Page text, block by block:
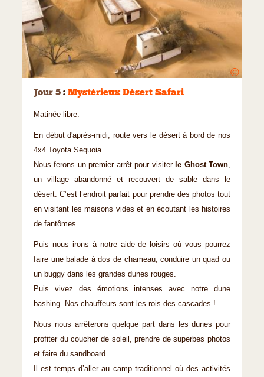
©
Jour 5 : Mystérieux Désert Safari
Matinée libre.
En début d'après-midi, route vers le désert à bord de nos
4x4 Toyota Sequoia.
Nous ferons un premier arrêt pour visiter le Ghost Town,
un village abandonné et recouvert de sable dans le
désert. C’est l’endroit parfait pour prendre des photos tout
en visitant les maisons vides et en écoutant les histoires
de fantômes.
Puis nous irons à notre aide de loisirs où vous pourrez
faire une balade à dos de chameau, conduire un quad ou
un buggy dans les grandes dunes rouges.
Puis vivez des émotions intenses avec notre dune
bashing. Nos chauffeurs sont les rois des cascades !
Nous nous arrêterons quelque part dans les dunes pour
profiter du coucher de soleil, prendre de superbes photos
et faire du sandboard.
Il est temps d’aller au camp traditionnel où des activités